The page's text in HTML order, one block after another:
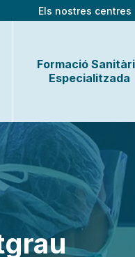
Els nostres centres
Formació
Especialitzada